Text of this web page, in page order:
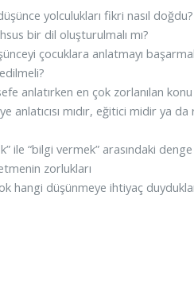
yolculukları fikri nasıl doğdu?
bir dil oluşturulmalı mı?
çocuklara anlatmayı
anlatırken en çok zorlanılan konu
anlatıcısı mıdır, eğitici midir ya
ile “bilgi vermek” arasındaki denge
zorlukları
hangi düşünmeye ihtiyaç